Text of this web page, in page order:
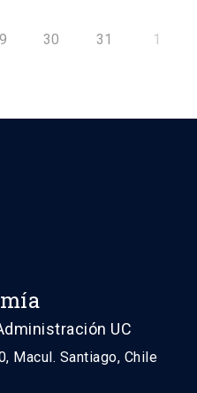
30 31 1
UC
Macul. Santiago, Chile